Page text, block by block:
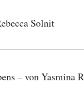
Solnit
– von Yasmina
meiner
zu
habe ich